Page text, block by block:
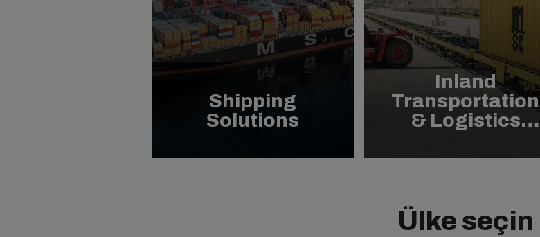
Shipping
Solutions
Inland
Transportation
& Logistics
Ülke seçin